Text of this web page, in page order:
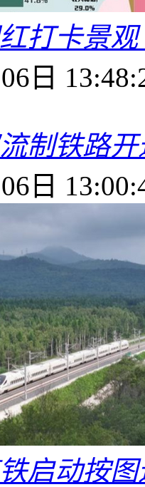
打卡景
日
制铁路
日
启动按